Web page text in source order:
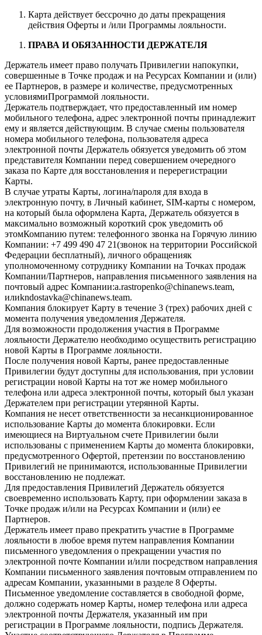
Карта действует бессрочно до даты прекращения
действия Оферты и /или Программы лояльности.
ПРАВА И ОБЯЗАННОСТИ ДЕРЖАТЕЛЯ
Держатель имеет право получать Привилегии напокупки,
совершенные в Точке продаж и на Ресурсах Компании и (или)
ее Партнеров, в размере и количестве, предусмотренных
условиямиПрограммой лояльности.
Держатель подтверждает, что предоставленный им номер
мобильного телефона, адрес электронной почты принадлежит
ему и является действующим. В случае смены пользователя
номера мобильного телефона, пользователя адреса
электронной почты Держатель обязуется уведомить об этом
представителя Компании перед совершением очередного
заказа по Карте для восстановления и перерегистрации
Карты.
В случае утраты Карты, логина/пароля для входа в
электронную почту, в Личный кабинет, SIM-карты с номером,
на который была оформлена Карта, Держатель обязуется в
максимально возможный короткий срок уведомить об
этомКомпанию путем: телефонного звонка на Горячую линию
Компании: +7 499 490 47 21(звонок на территории Российской
Федерации бесплатный), личного обращенияк
уполномоченному сотруднику Компании на Точках продаж
Компании/Партнеров, направления письменного заявления на
почтовый адрес Компании:a.rastropenko@chinanews.team,
илиkndostavka@chinanews.team.
Компания блокирует Карту в течение 3 (трех) рабочих дней с
момента получения уведомления Держателя.
Для возможности продолжения участия в Программе
лояльности Держателю необходимо осуществить регистрацию
новой Карты в Программе лояльности.
После получения новой Карты, ранее предоставленные
Привилегии будут доступны для использования, при условии
регистрации новой Карты на тот же номер мобильного
телефона или адреса электронной почты, который был указан
Держателем при регистрации утерянной Карты.
Компания не несет ответственности за несанкционированное
использование Карты до момента блокировки. Если
имеющиеся на Виртуальном счете Привилегии были
использованы с применением Карты до момента блокировки,
предусмотренного Офертой, претензии по восстановлению
Привилегий не принимаются, использованные Привилегии
восстановлению не подлежат.
Для предоставления Привилегий Держатель обязуется
своевременно использовать Карту, при оформлении заказа в
Точке продаж и/или на Ресурсах Компании и (или) ее
Партнеров.
Держатель имеет право прекратить участие в Программе
лояльности в любое время путем направления Компании
письменного уведомления о прекращении участия по
электронной почте Компании и/или посредством направления
Компании письменного заявления почтовым отправлением по
адресам Компании, указанными в разделе 8 Оферты.
Письменное уведомление составляется в свободной форме,
должно содержать номер Карты, номер телефона или адреса
электронной почты Держателя, указанный им при
регистрации в Программе лояльности, подпись Держателя.